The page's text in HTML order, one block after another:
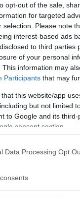
opt-out of the sale,
for targeted
selection. Please note
interest-based ads
to third parties
of your personal
This information may
Participants that may
that this website/app
but not limited
to Google and its
consent section.
Data Processing Opt
Picanto
Filip
och sprallig trepip
nya high-
får
kompaktsuven